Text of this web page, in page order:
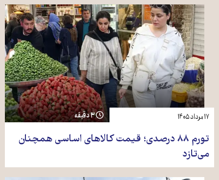
تورم ۸۸ درصدی؛ قیمت کالاهای اساسی همچنان
می‌تازد
۱۷ مرداد ۱۴۰۵ ۳ دقیقه